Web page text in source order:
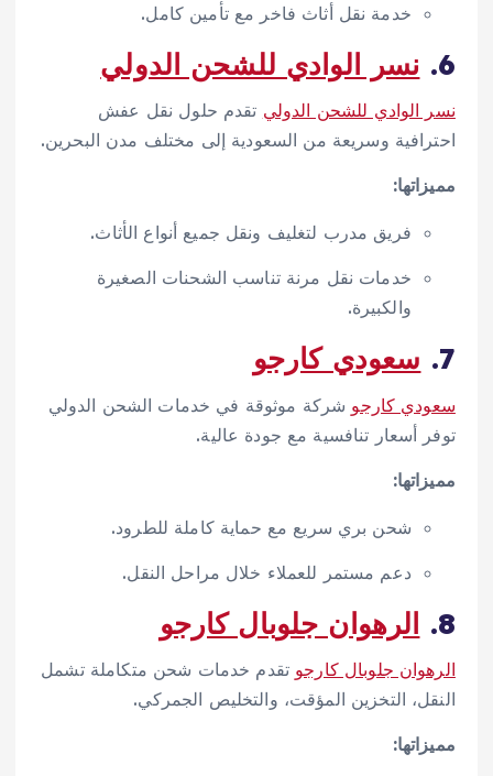
خدمة نقل أثاث فاخر مع تأمين كامل.
6. نسر الوادي للشحن الدولي
نسر الوادي للشحن الدولي تقدم حلول نقل عفش
احترافية وسريعة من السعودية إلى مختلف مدن البحرين.
مميزاتها:
فريق مدرب لتغليف ونقل جميع أنواع الأثاث.
خدمات نقل مرنة تناسب الشحنات الصغيرة
والكبيرة.
7. سعودي كارجو
سعودي كارجو شركة موثوقة في خدمات الشحن الدولي
توفر أسعار تنافسية مع جودة عالية.
مميزاتها:
شحن بري سريع مع حماية كاملة للطرود.
دعم مستمر للعملاء خلال مراحل النقل.
8. الرهوان جلوبال كارجو
الرهوان جلوبال كارجو تقدم خدمات شحن متكاملة تشمل
النقل، التخزين المؤقت، والتخليص الجمركي.
مميزاتها: